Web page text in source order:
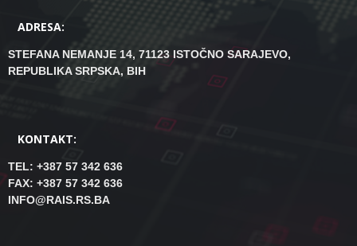
ADRESA:
STEFANA NEMANJE 14, 71123 ISTOČNO SARAJEVO,
REPUBLIKA SRPSKA, BIH
KONTAKT:
TEL: +387 57 342 636
FAX: +387 57 342 636
INFO@RAIS.RS.BA